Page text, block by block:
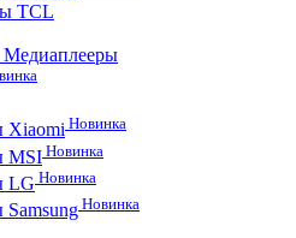
TCL
XiaomiНовинка
MSIНовинка
LG Новинка
Новинка